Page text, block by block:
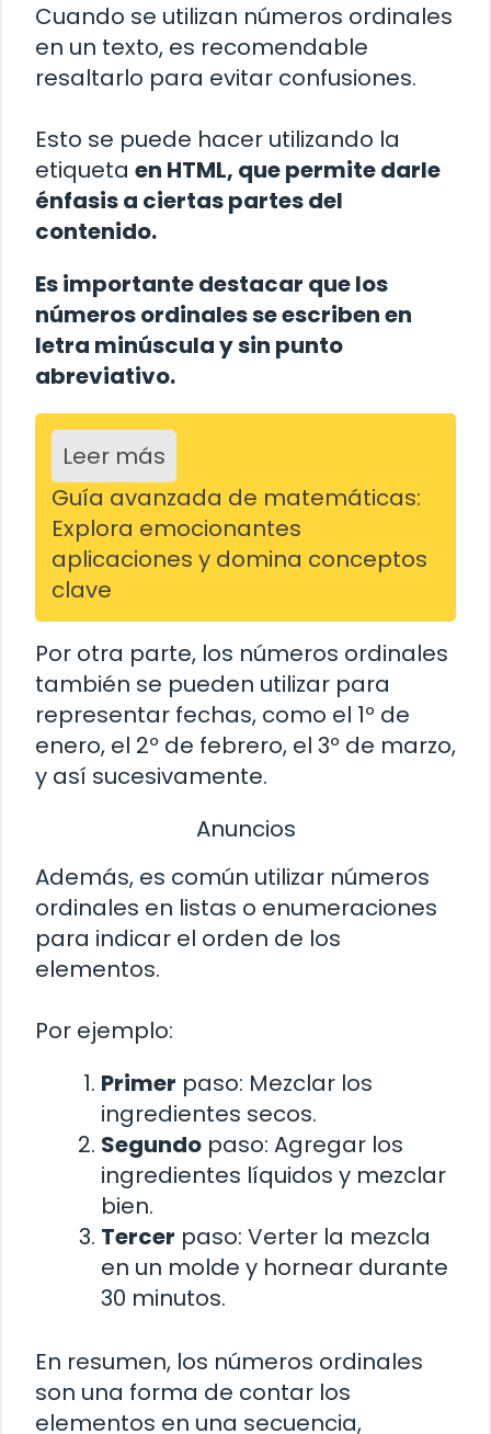
Cuando se utilizan números ordinales
en un texto, es recomendable
resaltarlo para evitar confusiones.
Esto se puede hacer utilizando la
etiqueta en HTML, que permite darle
énfasis a ciertas partes del
contenido.
Es importante destacar que los
números ordinales se escriben en
letra minúscula y sin punto
abreviativo.
Leer más
Guía avanzada de matemáticas:
Explora emocionantes
aplicaciones y domina conceptos
clave
Por otra parte, los números ordinales
también se pueden utilizar para
representar fechas, como el 1º de
enero, el 2º de febrero, el 3º de marzo,
y así sucesivamente.
Anuncios
Además, es común utilizar números
ordinales en listas o enumeraciones
para indicar el orden de los
elementos.
Por ejemplo:
Primer paso: Mezclar los
ingredientes secos.
Segundo paso: Agregar los
ingredientes líquidos y mezclar
bien.
Tercer paso: Verter la mezcla
en un molde y hornear durante
30 minutos.
En resumen, los números ordinales
son una forma de contar los
elementos en una secuencia,